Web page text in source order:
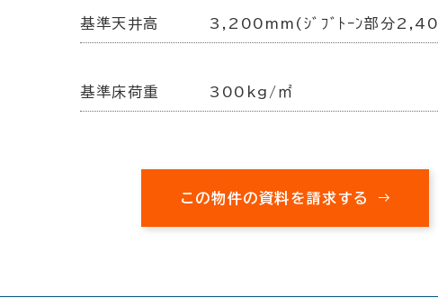
基準天井高 3,200mm(ｼﾞﾌﾞﾄｰﾝ部分
基準床荷重 300kg/㎡
この物件の資料を請求する